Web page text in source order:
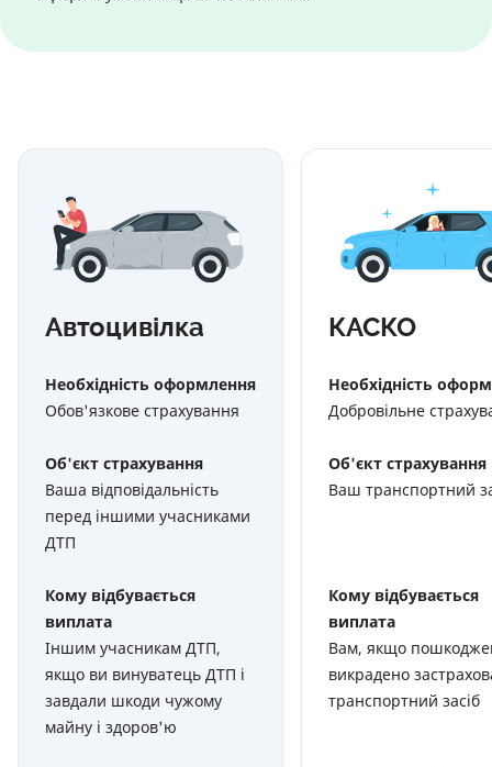
Автоцивілка КАСКО
Необхідність оформлення
Обов'язкове страхування
Необхідність
Добровільне
Об'єкт страхування
Ваша відповідальність
перед іншими учасниками
ДТП
Об'єкт страхування
Ваш транспортний
Кому відбувається
виплата
Іншим учасникам ДТП,
якщо ви винуватець ДТП і
завдали шкоди чужому
майну і здоров'ю
Кому відбувається
виплата
Вам, якщо
викрадено
транспортний засіб